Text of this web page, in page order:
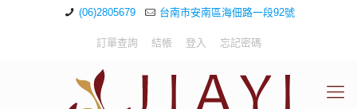
(06)2805679 台南市安南區海佃路一段92號
訂單查詢 結帳 登入 忘記密碼